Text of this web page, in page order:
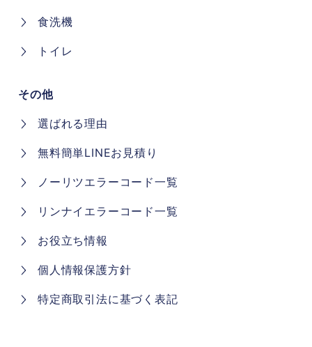
トイレ
食洗機
個人情報保護方針
お役立ち情報
リンナイエラーコード一覧
ノーリツエラーコード一覧
無料簡単LINEお見積り
選ばれる理由
その他
特定商取引法に基づく表記